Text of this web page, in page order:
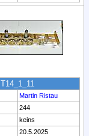
T14_1_11
Martin Ristau
244
keins
20.5.2025